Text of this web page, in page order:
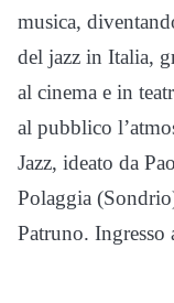
musica,
del jazz in Italia,
al cinema e in
al pubblico
Jazz, ideato da
Polaggia
Patruno.